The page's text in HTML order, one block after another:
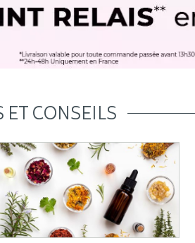
CONSEILS